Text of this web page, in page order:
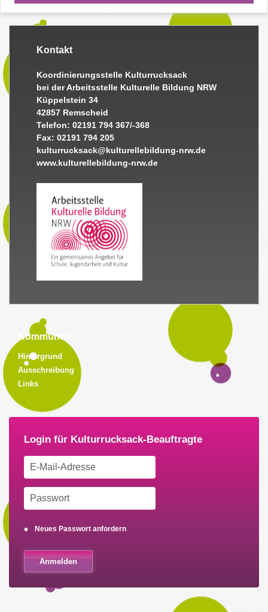
Kontakt
Koordinierungsstelle Kulturrucksack
bei der Arbeitsstelle Kulturelle Bildung NRW
Küppelstein 34
42857 Remscheid
Telefon: 02191 794 367/-368
Fax: 02191 794 205
kulturrucksack@kulturellebildung-nrw.de
www.kulturellebildung-nrw.de
Kommunen
Hintergrund
Ausschreibung
Links
Neues Passwort anfordern